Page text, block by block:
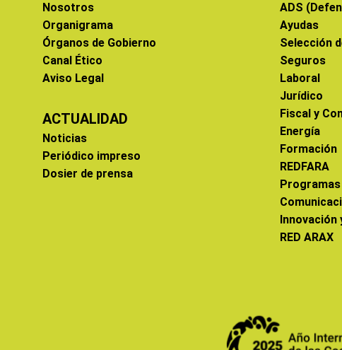
Nosotros
Organigrama
Órganos de Gobierno
Canal Ético
Aviso Legal
ACTUALIDAD
Noticias
Periódico impreso
Dosier de prensa
ADS
Ayudas
Selección
Seguros
Laboral
Jurídico
Fiscal y
Energía
Formación
REDFARA
Innovación
RED ARAX